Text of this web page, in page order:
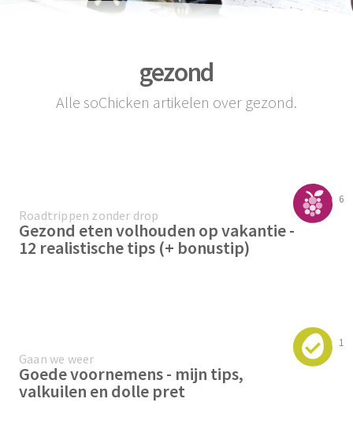
gezond
Alle soChicken artikelen over gezond.
6
Roadtrippen zonder drop
Gezond eten volhouden op vakantie -
12 realistische tips (+ bonustip)
1
Gaan we weer
Goede voornemens - mijn tips,
valkuilen en dolle pret